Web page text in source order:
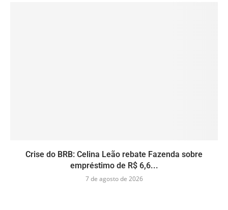
Crise do BRB: Celina Leão rebate Fazenda sobre
empréstimo de R$ 6,6...
7 de agosto de 2026